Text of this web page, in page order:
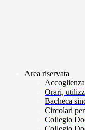
Area riservata
Orari,
Bacheca
Circolari
Collegio